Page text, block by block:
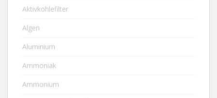
Aktivkohlefilter
Algen
Aluminium
Ammoniak
Ammonium